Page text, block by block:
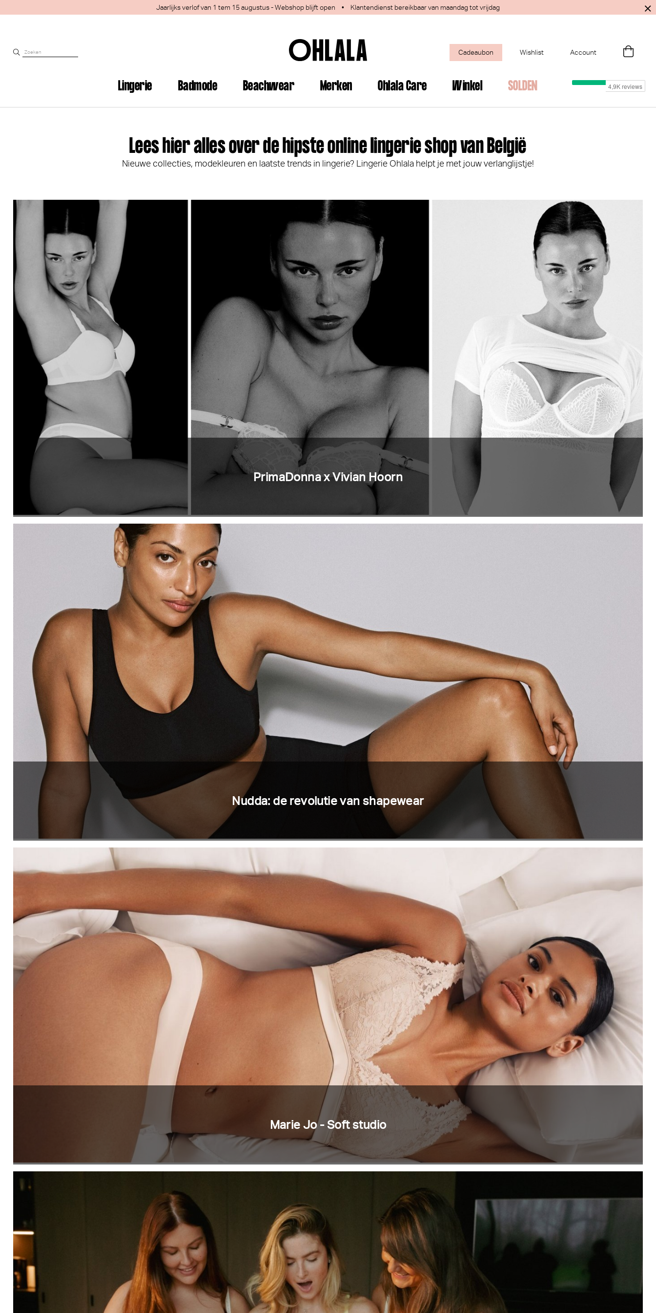
Jaarlijks verlof van 1 tem 15 augustus - Webshop blijft open • Klantendienst bereikbaar van maandag tot vrijdag
Cadeaubon Wishlist Account
Lingerie Badmode Beachwear Merken Ohlala Care Winkel SOLDEN
Lees hier alles over de hipste online lingerie shop van België
Nieuwe collecties, modekleuren en laatste trends in lingerie? Lingerie Ohlala helpt je met jouw verlanglijstje!
PrimaDonna x Vivian Hoorn
Nudda: de revolutie van shapewear
Marie Jo - Soft studio